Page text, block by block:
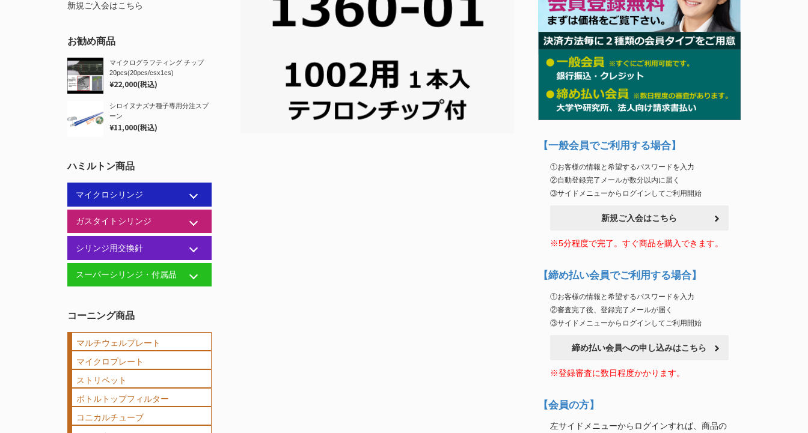
【一般会員でご利用する場合】
①お客様の情報と希望するパスワードを入力
②自動登録完了メールが数分以内に届く
③サイドメニューからログインしてご利用開始
新規ご入会はこちら
※5分程度で完了。すぐ商品を購入できます。
【締め払い会員でご利用する場合】
①お客様の情報と希望するパスワードを入力
②審査完了後、登録完了メールが届く
③サイドメニューからログインしてご利用開始
締め払い会員への申し込みはこちら
※登録審査に数日程度かかります。
【会員の方】
左サイドメニューからログインすれば、商品の
新規ご入会はこちら
お勧め商品
マイクログラフティング チップ
20pcs(20pcs/csx1cs)
¥22,000(税込)
シロイヌナズナ種子専用分注スプ
ーン
¥11,000(税込)
ハミルトン商品
マイクロシリンジ
ガスタイトシリンジ
シリンジ用交換針
スーパーシリンジ・付属品
コーニング商品
マルチウェルプレート
マイクロプレート
ストリペット
ボトルトップフィルター
コニカルチューブ